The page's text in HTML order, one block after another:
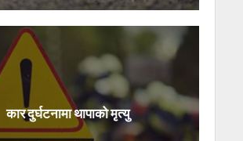
कार दुर्घटनामा थापाको मृत्यु